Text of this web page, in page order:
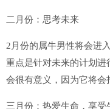
二月份：思考未来
2月份的属牛男性将会进
重点是针对未来的计划
会很有意义，因为它将会
三月份：热爱生命，享受